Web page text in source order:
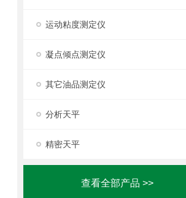
运动粘度测定仪
凝点倾点测定仪
其它油品测定仪
分析天平
精密天平
查看全部产品 >>